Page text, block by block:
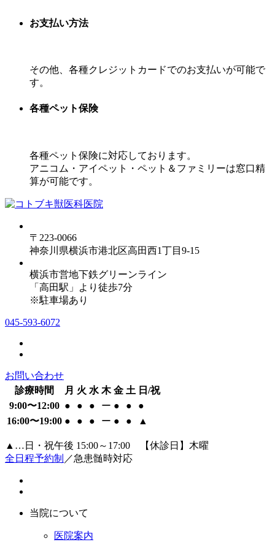
お支払い方法
その他、各種クレジットカードでのお支払いが可能で
す。
各種ペット保険
各種ペット保険に対応しております。
アニコム・アイペット・ペット＆ファミリーは窓口精
算が可能です。
〒223-0066
神奈川県横浜市港北区高田西1丁目9-15
横浜市営地下鉄グリーンライン
「高田駅」より徒歩7分
※駐車場あり
045-593-6072
お問い合わせ
診療時間
月 火 水 木 金 土 日/祝
9:00〜12:00 ● ● ● ー ● ●
●
16:00〜19:00 ● ● ● ー ● ● ▲
▲…日・祝午後 15:00～17:00 【休診日】木曜
全日程予約制 ／急患髄時対応
当院について
医院案内